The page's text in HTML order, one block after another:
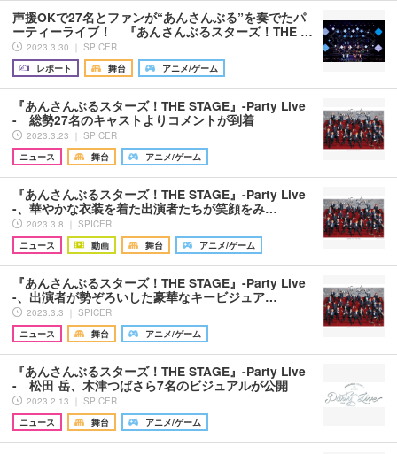
声援OKで27名とファンが“あんさんぶる”を奏でたパ
ーティーライブ！ 『あんさんぶるスターズ！THE …
2023.3.30 ｜ SPICER
レポート
舞台 アニメ/ゲーム
『あんさんぶるスターズ！THE STAGE』-Party Live
- 総勢27名のキャストよりコメントが到着
2023.3.23 ｜ SPICER
ニュース
舞台 アニメ/ゲーム
『あんさんぶるスターズ！THE STAGE』-Party Live
-、華やかな衣装を着た出演者たちが笑顔をみ…
2023.3.8 ｜ SPICER
ニュース
動画 舞台 アニメ/ゲーム
『あんさんぶるスターズ！THE STAGE』-Party Live
-、出演者が勢ぞろいした豪華なキービジュア…
2023.3.3 ｜ SPICER
ニュース
舞台 アニメ/ゲーム
『あんさんぶるスターズ！THE STAGE』-Party Live
- 松田 岳、木津つばさら7名のビジュアルが公開
2023.2.13 ｜ SPICER
ニュース
舞台 アニメ/ゲーム